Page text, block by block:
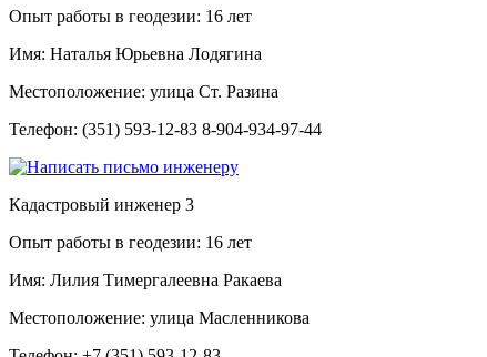
Опыт работы в геодезии: 16 лет
Имя: Наталья Юрьевна Лодягина
Местоположение: улица Ст. Разина
Телефон: (351) 593-12-83 8-904-934-97-44
Кадастровый инженер 3
Опыт работы в геодезии: 16 лет
Имя: Лилия Тимергалеевна Ракаева
Местоположение: улица Масленникова